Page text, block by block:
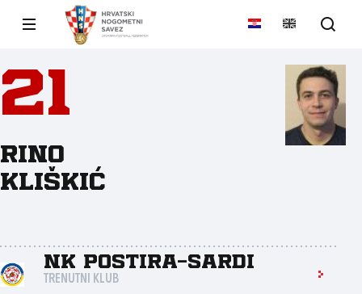
21
Rino
Kliškić
NK Postira-Sardi
TRENUTNI KLUB